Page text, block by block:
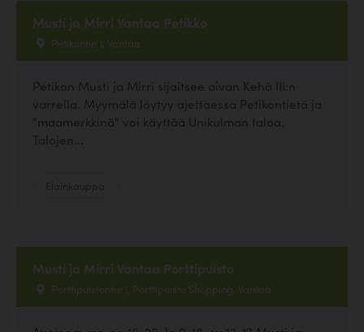
Musti ja Mirri Vantaa Petikko
Petikontie 1, Vantaa
Petikon Musti ja Mirri sijaitsee aivan Kehä III:n
varrella. Myymälä löytyy ajettaessa Petikontietä ja
"maamerkkinä" voi käyttää Unikulman taloa.
Talojen...
Musti ja Mirri Vantaa Porttipuisto
Porttipuistontie 1, Porttipuisto Shopping, Vantaa